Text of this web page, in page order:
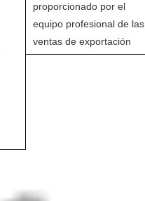
proporcionado por el
equipo profesional de las
ventas de exportación